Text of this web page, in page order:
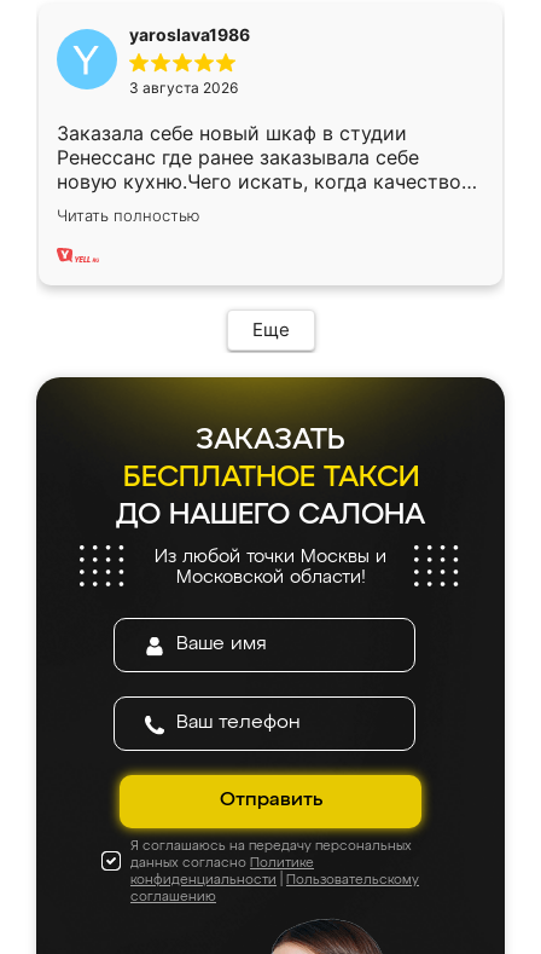
yaroslava1986
3 августа 2026
Заказала себе новый шкаф в студии
Ренессанс где ранее заказывала себе
новую кухню.Чего искать, когда качеством
вполне довольна. Служит кухня уже почти
два года, нареканий нет.
Читать полностью
Еще
ЗАКАЗАТЬ
БЕСПЛАТНОЕ ТАКСИ
ДО НАШЕГО САЛОНА
Из любой точки Москвы и
Московской области!
Отправить
Я соглашаюсь на передачу персональных
данных согласно Политике
конфиденциальности
Пользовательскому
соглашению